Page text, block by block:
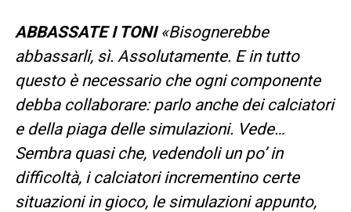
ABBASSATE I TONI«Bisognerebbe
abbassarli, sì. Assolutamente. E in tutto
questo è necessario che ogni componente
debba collaborare: parlo anche dei calciatori
e della piaga delle simulazioni. Vede…
Sembra quasi che, vedendoli un po’ in
difficoltà, i calciatori incrementino certe
situazioni in gioco, le simulazioni appunto,